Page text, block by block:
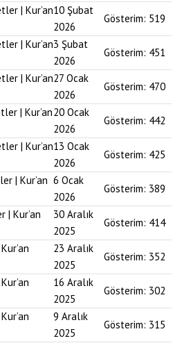
| Kur’an10 Şubat
2026
Gösterim: 519
| Kur’an3 Şubat
2026
Gösterim: 451
| Kur’an27 Ocak
2026
Gösterim: 470
| Kur’an20 Ocak
2026
Gösterim: 442
| Kur’an13 Ocak
2026
Gösterim: 425
| Kur’an 6 Ocak
2026
Gösterim: 389
| Kur’an
30 Aralık
2025
Gösterim: 414
23 Aralık
2025
Gösterim: 352
16 Aralık
2025
Gösterim: 302
9 Aralık
2025
Gösterim: 315